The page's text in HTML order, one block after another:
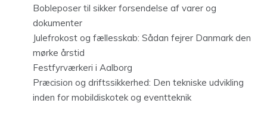
Bobleposer til sikker forsendelse af varer og
dokumenter
Julefrokost og fællesskab: Sådan fejrer Danmark den
mørke årstid
Festfyrværkeri i Aalborg
Præcision og driftssikkerhed: Den tekniske udvikling
inden for mobildiskotek og eventteknik